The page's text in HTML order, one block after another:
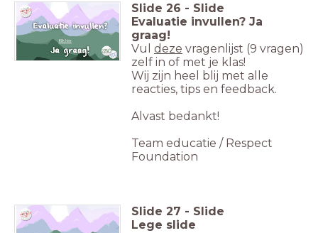
Klik hier
Slide 26 - Slide
Evaluatie invullen? Ja
graag!
Vul deze vragenlijst (9 vragen)
zelf in of met je klas!
Wij zijn heel blij met alle
reacties, tips en feedback.
Alvast bedankt!
Team educatie / Respect
Foundation
Slide 27 - Slide
Lege slide